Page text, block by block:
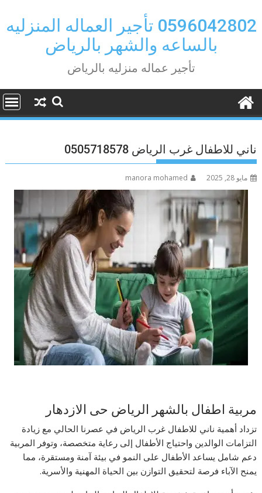
to
content
0596042802 تأجير العماله المنزليه
بالساعه والشهر بالرياض
تأجير عماله منزليه بالرياض
ناني للاطفال غرب الرياض 0505718578
مايو 28, 2025 manora mohamed
مربية اطفال بالشهر الرياض حى الازدهار
تزداد أهمية ناني للاطفال غرب الرياض في عصرنا الحالي مع زيادة
التزامات الوالدين واحتياج الأطفال إلى رعاية متخصصة، وتوفر المربية
دعم شامل يساعد الأطفال على النمو في بيئة آمنة ومستقرة، مما
يمنح الآباء فرصة لتحقيق التوازن بين الحياة المهنية والأسرية.